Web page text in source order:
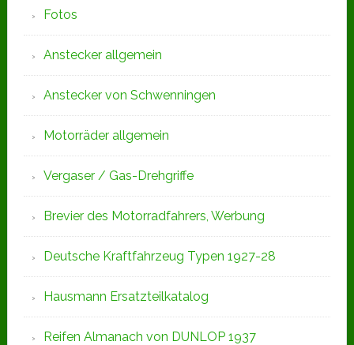
Fotos
Anstecker allgemein
Anstecker von Schwenningen
Motorräder allgemein
Vergaser / Gas-Drehgriffe
Brevier des Motorradfahrers, Werbung
Deutsche Kraftfahrzeug Typen 1927-28
Hausmann Ersatzteilkatalog
Reifen Almanach von DUNLOP 1937